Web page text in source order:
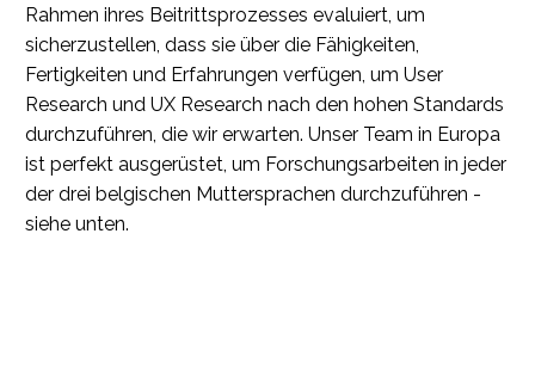
Rahmen ihres Beitrittsprozesses evaluiert, um
sicherzustellen, dass sie über die Fähigkeiten,
Fertigkeiten und Erfahrungen verfügen, um User
Research und UX Research nach den hohen Standards
durchzuführen, die wir erwarten. Unser Team in Europa
ist perfekt ausgerüstet, um Forschungsarbeiten in jeder
der drei belgischen Muttersprachen durchzuführen -
siehe unten.